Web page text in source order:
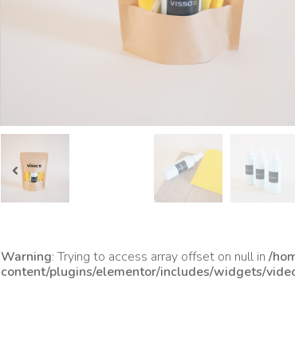
Warning: Trying to access array offset on null in /
content/plugins/elementor/includes/widgets/